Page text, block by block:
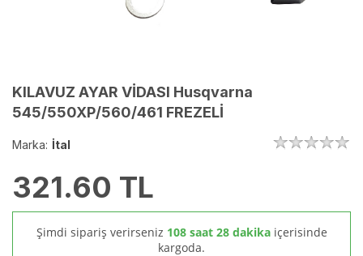
KILAVUZ AYAR VİDASI Husqvarna
545/550XP/560/461 FREZELİ
Marka: İtal
321.60 TL
Şimdi sipariş verirseniz 108 saat 28 dakika içerisinde
kargoda.